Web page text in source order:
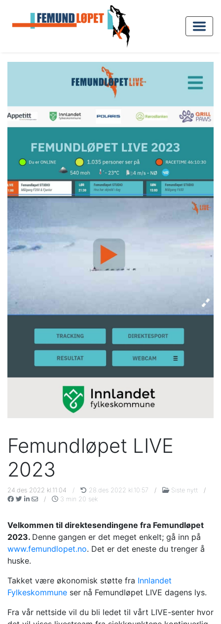
Femundløpet LIVE
2023
24.des 2022 kl.11:04 / 28.des 2022 kl.10:57 / Siste nytt
/
/
3 min 20 sek
Velkommen til direktesendingene fra Femundløpet
2023. Denne gangen er det meget enkelt; gå inn på
www.femundlopet.no. Det er det eneste du trenger å
huske.
Takket være økonomisk støtte fra Innlandet
Fylkeskommune ser nå Femundløpet LIVE dagens lys.
Fra vår nettside vil du bli ledet til vårt LIVE-senter hvor